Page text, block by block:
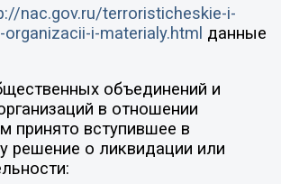
nac.gov.ru/terroristicheskie-i-
i-materialy.html данные
объединений и
в отношении
принято вступившее в
решение о ликвидации или